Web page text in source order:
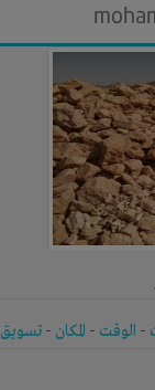
- الوقت - المكان - تسويق